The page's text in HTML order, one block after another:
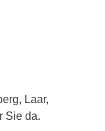
Laar,
Sie da.